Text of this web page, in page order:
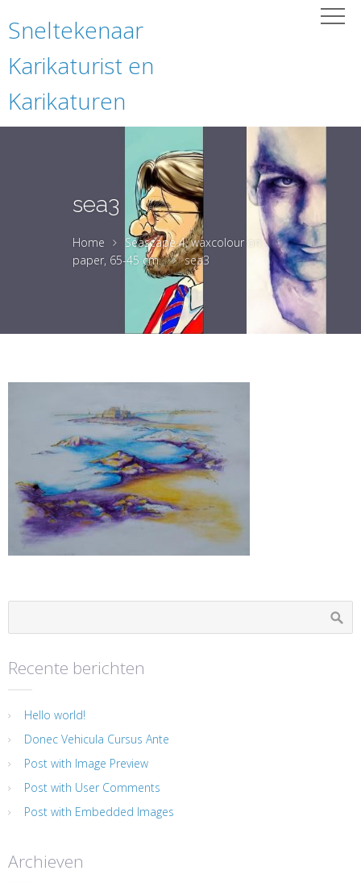
Sneltekenaar
Karikaturist en
Karikaturen
sea3
Home
Seascape 4, waxcolour on
paper, 65-45 cm.
sea3
Recente berichten
Hello world!
Donec Vehicula Cursus Ante
Post with Image Preview
Post with User Comments
Post with Embedded Images
Archieven